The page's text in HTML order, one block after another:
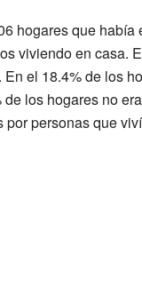
hogares que
viviendo en casa.
En el 18.4% de los
de los hogares no
por personas que